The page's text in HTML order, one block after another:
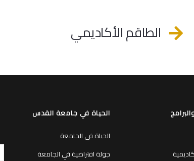
الطاقم الأكاديمي
الحياة في جامعة القدس
الحياة في الجامعة
جولة افتراضية في الجامعة